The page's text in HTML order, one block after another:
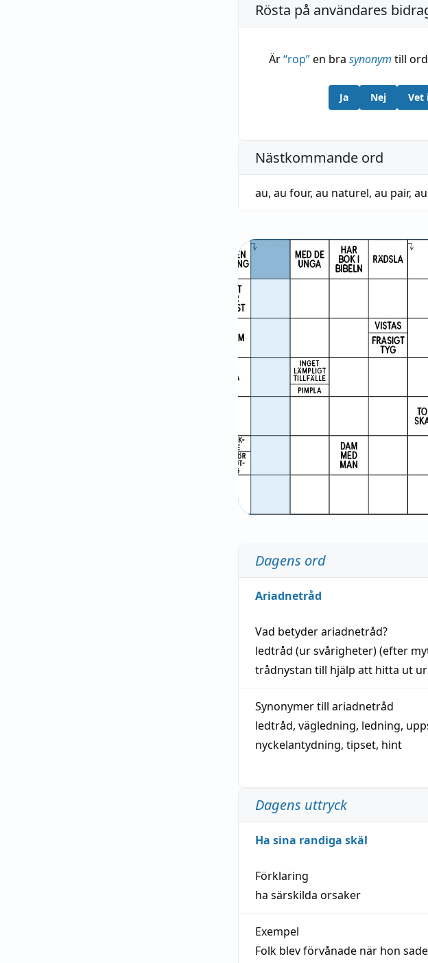
Rösta på användares
Är“rop”en bra synonym till
Ja Nej Vet
Nästkommande ord
au, au four, au naturel, au pair,
Dagens ord
Ariadnetråd
Vad betyderariadnetråd?
ledtråd (ur svårigheter) (efter
trådnystan till hjälp att hitta ut
Synonymer till ariadnetråd
ledtråd, vägledning, ledning,
nyckelantydning, tipset, hint
Dagens uttryck
Ha sina randiga skäl
Förklaring
ha särskilda orsaker
Exempel
Folk blev förvånade när hon